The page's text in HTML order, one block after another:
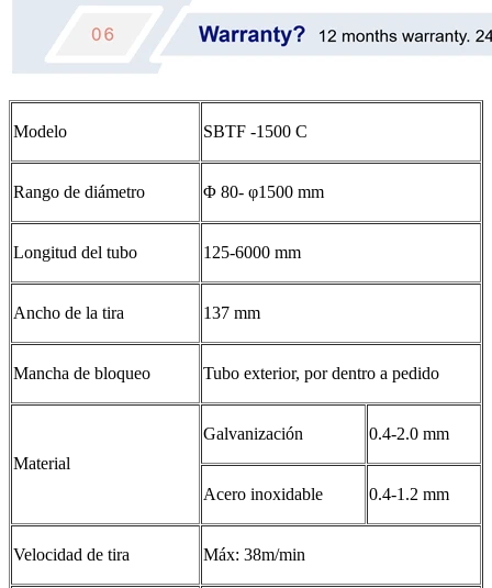
Modelo SBTF -1500 C
Rango de diámetro Φ 80- φ1500 mm
Longitud del tubo 125-6000 mm
Ancho de la tira 137 mm
Mancha de bloqueo Tubo exterior, por dentro a pedido
Material
Galvanización 0.4-2.0 mm
Acero inoxidable 0.4-1.2 mm
Velocidad de tira Máx: 38m/min